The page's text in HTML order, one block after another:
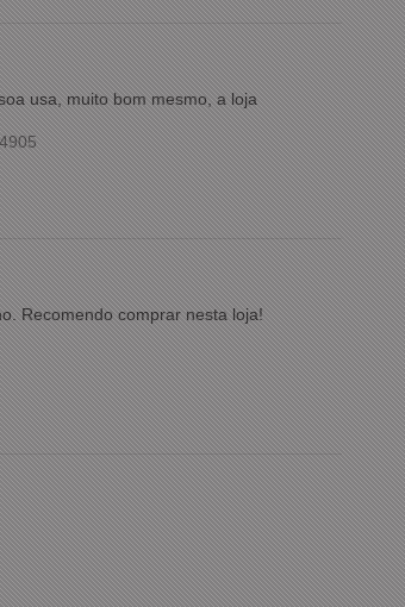
usa, muito bom mesmo, a loja
Recomendo comprar nesta loja!